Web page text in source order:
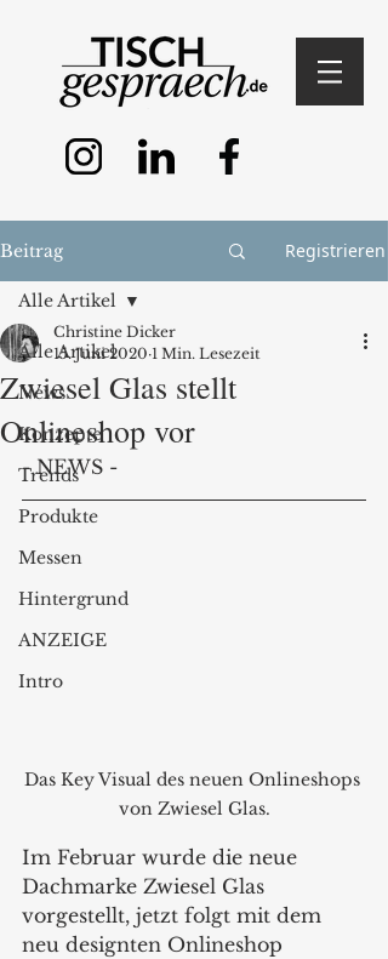
Beitrag Registrieren
Alle Artikel
News
Konzepte
Trends
Produkte
Messen
Hintergrund
ANZEIGE
Intro
Alle Artikel
Zwiesel Glas stellt
Onlineshop vor
Christine Dicker
15. Juni 2020 1 Min. Lesezeit
- NEWS -
Das Key Visual des neuen Onlineshops
von Zwiesel Glas.
Im Februar wurde die neue
Dachmarke Zwiesel Glas
vorgestellt, jetzt folgt mit dem
neu designten Onlineshop